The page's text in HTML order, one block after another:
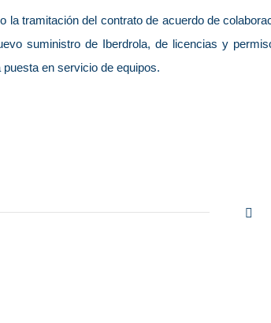
tramitación del contrato de acuerdo de
suministro de Iberdrola, de licencias y
en servicio de equipos.